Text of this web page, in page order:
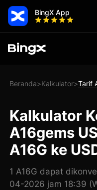
BingX App
Beranda>Kalkulator>Tarif
Kalkulator
A16gems
A16G ke
1 A16G dapat
04-2026 jam 18:39